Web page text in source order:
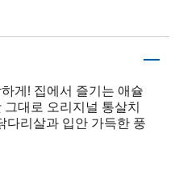
게! 집에서 즐기는 애슐
대로 오리지널 통살치
다리살과 입안 가득한 풍